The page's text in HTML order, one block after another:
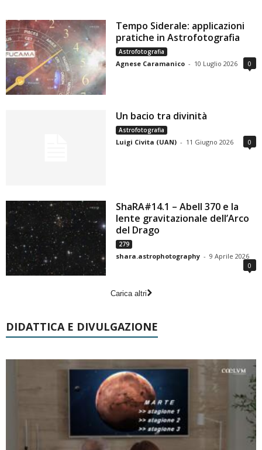
Tempo Siderale: applicazioni
pratiche in Astrofotografia
Astrofotografia
Agnese Caramanico - 10 Luglio 2026 0
Un bacio tra divinità
Astrofotografia
Luigi Civita (UAN) - 11 Giugno 2026 0
ShaRA#14.1 – Abell 370 e la
lente gravitazionale dell’Arco
del Drago
279
shara.astrophotography - 9 Aprile 2026
0
Carica altri
DIDATTICA E DIVULGAZIONE